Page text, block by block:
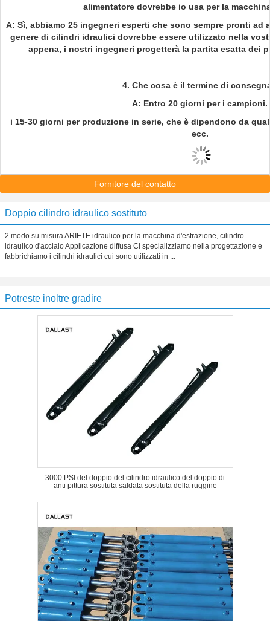
alimentatore dovrebbe io usa per la
A: Sì, abbiamo 25 ingegneri esperti che sono sempre pronti ad
genere di cilindri idraulici dovrebbe essere utilizzato nella
appena, i nostri ingegneri progetterà la partita esatta dei
4. Che cosa è il termine di
A: Entro 20 giorni per i campioni.
i 15-30 giorni per produzione in serie, che è dipendono da
ecc.
Fornitore del contatto
Doppio cilindro idraulico sostituto
2 modo su misura ARIETE idraulico per la macchina d'estrazione, cilindro
idraulico d'acciaio Applicazione diffusa Ci specializziamo nella progettazione e
fabbrichiamo i cilindri idraulici cui sono utilizzati in ...
Potreste inoltre gradire
3000 PSI del doppio del cilindro idraulico del doppio di
anti pittura sostituta saldata sostituta della ruggine